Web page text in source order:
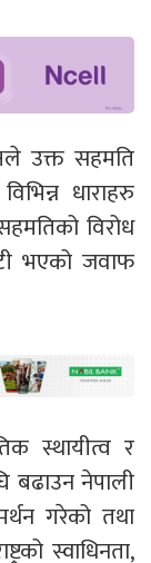
उक्त सहमति
धाराहरु
विरोध
भएको जवाफ
स्थायीत्व र
बढाउन नेपाली
गरेको तथा
स्वाधिनता,